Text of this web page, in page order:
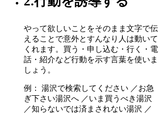
やって欲しいことをそのまま文字で伝
えることで意外とすんなり人は動いて
くれます。買う・申し込む・行く・電
話・紹介など行動を示す言葉を使いま
しょう。
例： 湯沢で検索してください ／お急
ぎ下さい湯沢へ ／いま買うべき湯沢
／知らないでは済まされない湯沢 ／